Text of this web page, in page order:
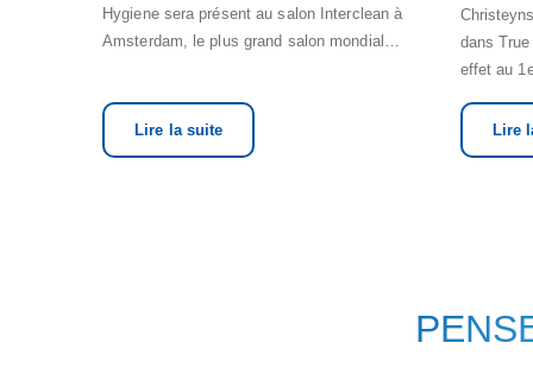
Hygiene sera présent au salon Interclean à
Amsterdam, le plus grand salon mondial…
Lire la suite
dans
effet au
Lire